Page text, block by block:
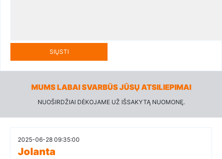
SIŲSTI
MUMS LABAI SVARBŪS JŪSŲ ATSILIEPIMAI
NUOŠIRDŽIAI DĖKOJAME UŽ IŠSAKYTĄ NUOMONĘ.
2025-06-28 09:35:00
Jolanta